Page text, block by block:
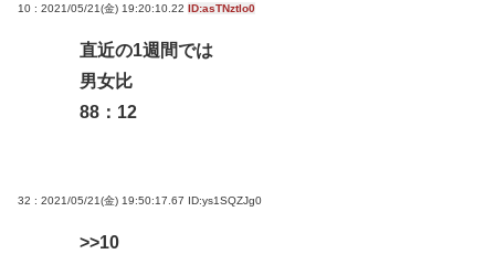
10 : 2021/05/21(金) 19:20:10.22 ID:asTNztlo0
直近の1週間では
男女比
88：12
32 : 2021/05/21(金) 19:50:17.67 ID:ys1SQZJg0
>>10